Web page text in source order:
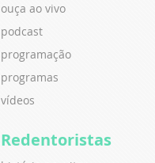
ouça ao vivo
podcast
programação
programas
vídeos
Redentoristas